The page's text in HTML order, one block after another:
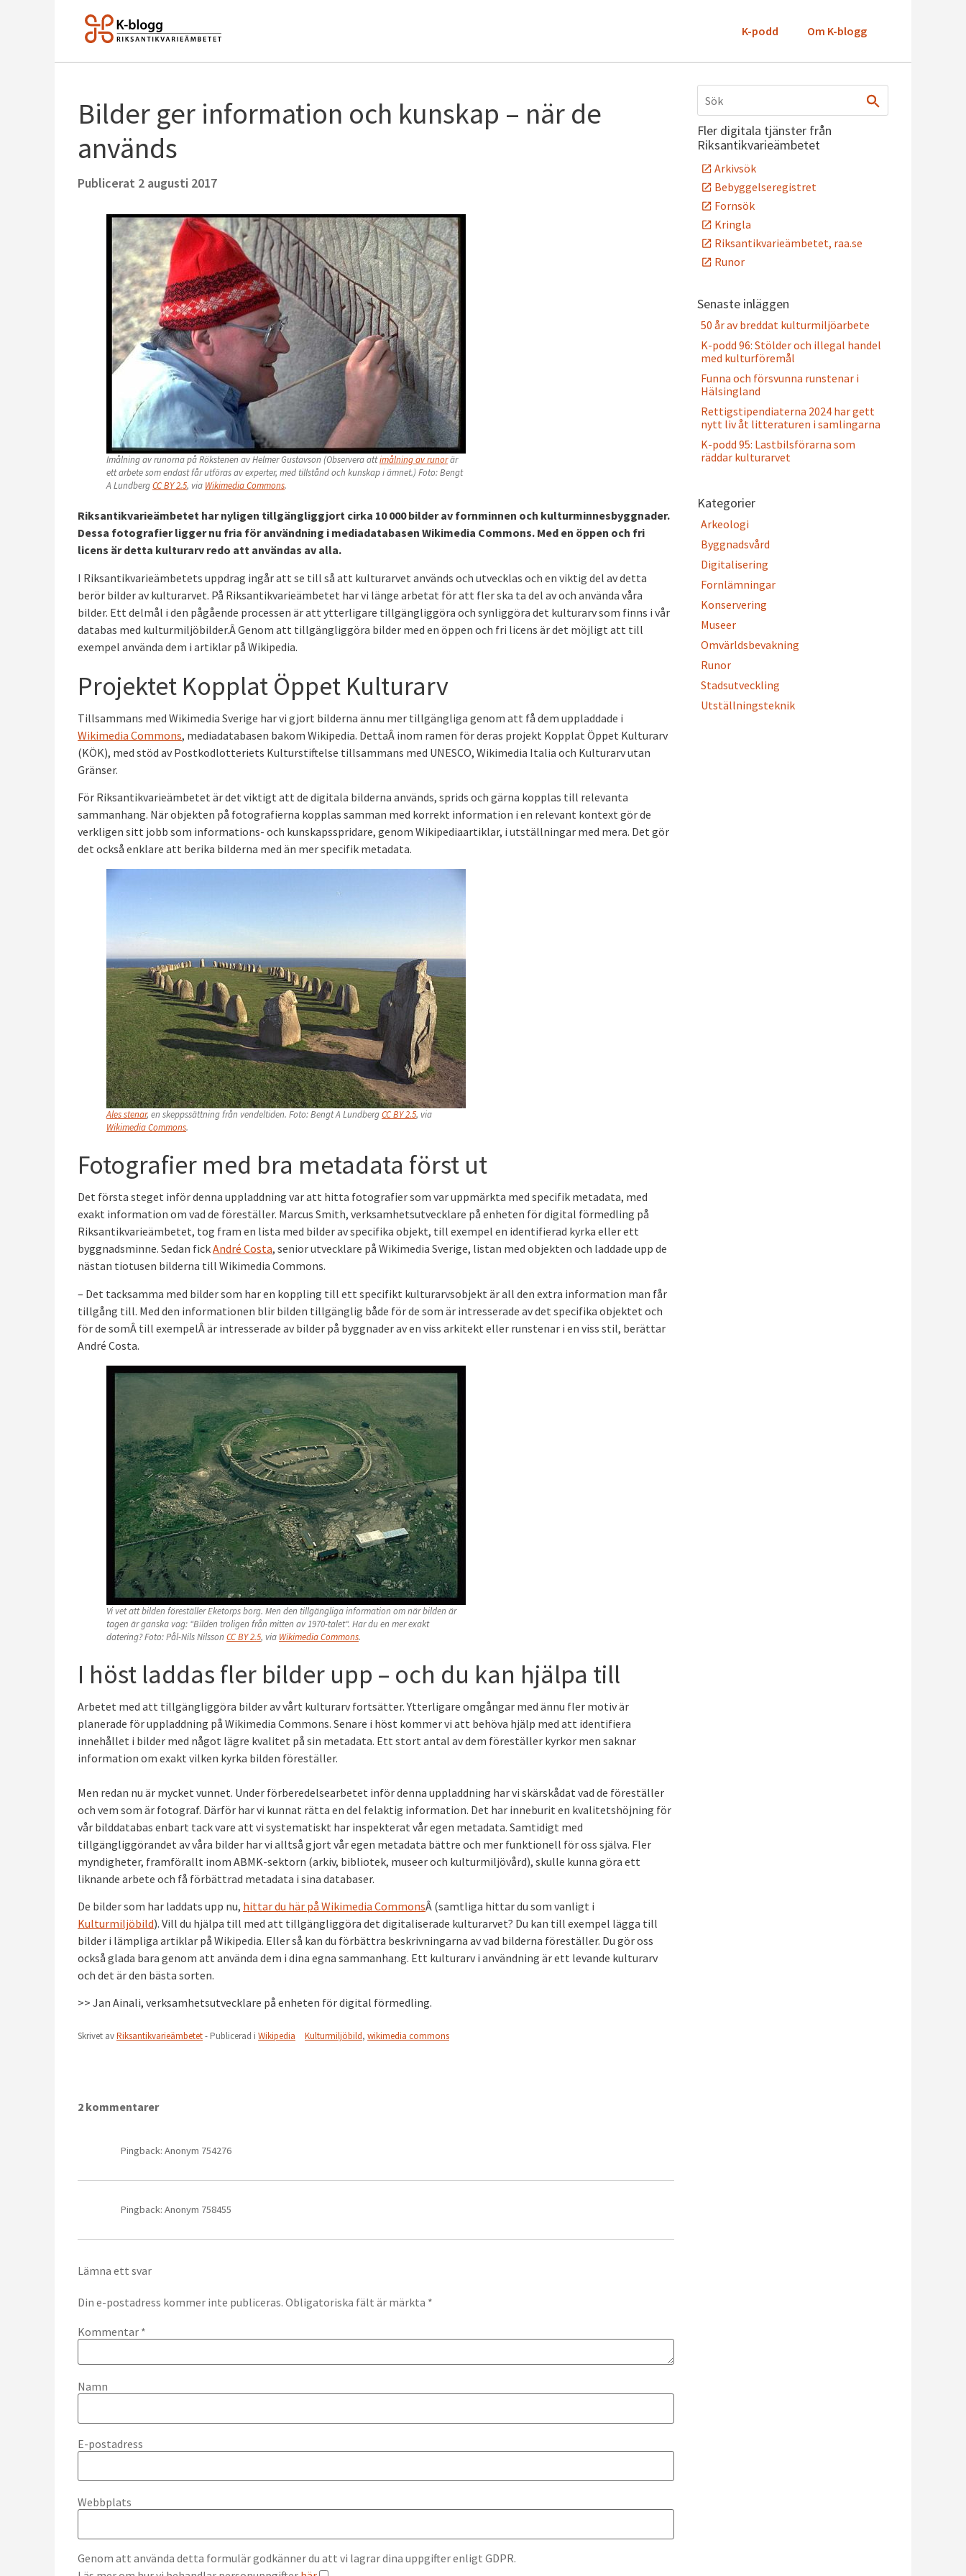
K-podd Om K-blogg
Bilder ger information och kunskap – när de
används
Publicerat 2 augusti 2017
Imålning av runorna på Rökstenen av Helmer Gustavson (Observera attimålning av runorär
ett arbete som endast får utföras av experter, med tillstånd och kunskap i ämnet.) Foto: Bengt
A LundbergCC BY 2.5, via Wikimedia Commons.
Riksantikvarieämbetet har nyligen tillgängliggjort cirka 10 000 bilder av fornminnen och kulturminnesbyggnader.
Dessa fotografier ligger nu fria för användning i mediadatabasen Wikimedia Commons. Med en öppen och fri
licens är detta kulturarv redo att användas av alla.
I Riksantikvarieämbetets uppdrag ingår att se till så att kulturarvet används och utvecklas och en viktig del av detta
berör bilder av kulturarvet. På Riksantikvarieämbetet har vi länge arbetat för att fler ska ta del av och använda våra
bilder. Ett delmål i den pågående processen är att ytterligare tillgängliggöra och synliggöra det kulturarv som finns i vår
databas med kulturmiljöbilder.Â Genom att tillgängliggöra bilder med en öppen och fri licens är det möjligt att till
exempel använda dem i artiklar på Wikipedia.
Projektet Kopplat Öppet Kulturarv
Tillsammans med Wikimedia Sverige har vi gjort bilderna ännu mer tillgängliga genom att få dem uppladdade i
Wikimedia Commons, mediadatabasen bakom Wikipedia. DettaÂ inom ramen för deras projekt Kopplat Öppet Kulturarv
(KÖK), med stöd av Postkodlotteriets Kulturstiftelse tillsammans med UNESCO, Wikimedia Italia och Kulturarv utan
Gränser.
För Riksantikvarieämbetet är det viktigt att de digitala bilderna används, sprids och gärna kopplas till relevanta
sammanhang. När objekten på fotografierna kopplas samman med korrekt information i en relevant kontext gör de
verkligen sitt jobb som informations- och kunskapsspridare, genom Wikipediaartiklar, i utställningar med mera. Det gör
det också enklare att berika bilderna med än mer specifik metadata.
Ales stenar, en skeppssättning från vendeltiden. Foto: Bengt A LundbergCC BY 2.5, via
Wikimedia Commons.
Fotografier med bra metadata först ut
Det första steget inför denna uppladdning var att hitta fotografier som var uppmärkta med specifik metadata, med
exakt information om vad de föreställer. Marcus Smith, verksamhetsutvecklare på enheten för digital förmedling på
Riksantikvarieämbetet, tog fram en lista med bilder av specifika objekt, till exempel en identifierad kyrka eller ett
byggnadsminne. Sedan fickAndré Costa, senior utvecklare på Wikimedia Sverige, listan med objekten och laddade upp de
nästan tiotusen bilderna till Wikimedia Commons.
– Det tacksamma med bilder som har en koppling till ett specifikt kulturarvsobjekt är all den extra information man får
tillgång till. Med den informationen blir bilden tillgänglig både för de som är intresserade av det specifika objektet och
för de somÂ till exempelÂ är intresserade av bilder på byggnader av en viss arkitekt eller runstenar i en viss stil, berättar
André Costa.
Vi vet att bilden föreställer Eketorps borg. Men den tillgängliga information om när bilden är
tagen är ganska vag: “Bilden troligen från mitten av 1970-talet“. Har du en mer exakt
datering? Foto: Pål-Nils Nilsson CC BY 2.5, via Wikimedia Commons.
I höst laddas fler bilder upp – och du kan hjälpa till
Arbetet med att tillgängliggöra bilder av vårt kulturarv fortsätter. Ytterligare omgångar med ännu fler motiv är
planerade för uppladdning på Wikimedia Commons. Senare i höst kommer vi att behöva hjälp med att identifiera
innehållet i bilder med något lägre kvalitet på sin metadata. Ett stort antal av dem föreställer kyrkor men saknar
information om exakt vilken kyrka bilden föreställer.
Men redan nu är mycket vunnet. Under förberedelsearbetet inför denna uppladdning har vi skärskådat vad de föreställer
och vem som är fotograf. Därför har vi kunnat rätta en del felaktig information. Det har inneburit en kvalitetshöjning för
vår bilddatabas enbart tack vare att vi systematiskt har inspekterat vår egen metadata. Samtidigt med
tillgängliggörandet av våra bilder har vi alltså gjort vår egen metadata bättre och mer funktionell för oss själva. Fler
myndigheter, framförallt inom ABMK-sektorn (arkiv, bibliotek, museer och kulturmiljövård), skulle kunna göra ett
liknande arbete och få förbättrad metadata i sina databaser.
De bilder som har laddats upp nu, hittar du här på Wikimedia CommonsÂ (samtliga hittar du som vanligt i
Kulturmiljöbild). Vill du hjälpa till med att tillgängliggöra det digitaliserade kulturarvet? Du kan till exempel lägga till
bilder i lämpliga artiklar på Wikipedia. Eller så kan du förbättra beskrivningarna av vad bilderna föreställer. Du gör oss
också glada bara genom att använda dem i dina egna sammanhang. Ett kulturarv i användning är ett levande kulturarv
och det är den bästa sorten.
>> Jan Ainali, verksamhetsutvecklare på enheten för digital förmedling.
Skrivet avRiksantikvarieämbetet- Publicerad i Wikipedia Kulturmiljöbild, wikimedia commons
2 kommentarer
Pingback: Anonym 754276
Pingback: Anonym 758455
Lämna ett svar
Din e-postadress kommer inte publiceras. Obligatoriska fält är märkta *
Kommentar *
Namn
E-postadress
Webbplats
Genom att använda detta formulär godkänner du att vi lagrar dina uppgifter enligt GDPR.
Fler digitala tjänster från
Riksantikvarieämbetet
Arkivsök
Bebyggelseregistret
Fornsök
Kringla
Riksantikvarieämbetet, raa.se
Runor
Senaste inläggen
50 år av breddat kulturmiljöarbete
K-podd 96: Stölder och illegal handel
med kulturföremål
Funna och försvunna runstenar i
Hälsingland
Rettigstipendiaterna 2024 har gett
nytt liv åt litteraturen i samlingarna
K-podd 95: Lastbilsförarna som
räddar kulturarvet
Kategorier
Arkeologi
Byggnadsvård
Digitalisering
Fornlämningar
Konservering
Museer
Omvärldsbevakning
Runor
Stadsutveckling
Utställningsteknik